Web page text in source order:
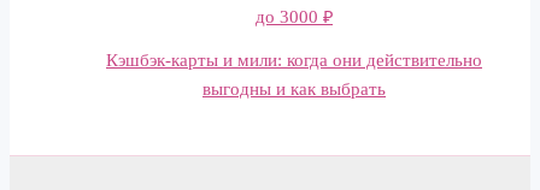
до 3000 ₽
Кэшбэк-карты и мили: когда они действительно
выгодны и как выбрать